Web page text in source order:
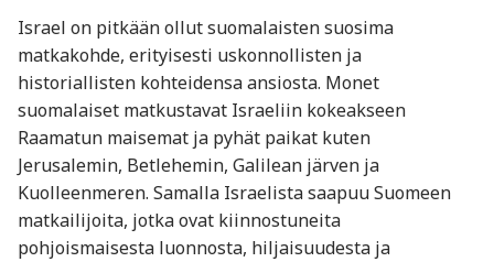
Israel on pitkään ollut suomalaisten suosima
matkakohde, erityisesti uskonnollisten ja
historiallisten kohteidensa ansiosta. Monet
suomalaiset matkustavat Israeliin kokeakseen
Raamatun maisemat ja pyhät paikat kuten
Jerusalemin, Betlehemin, Galilean järven ja
Kuolleenmeren. Samalla Israelista saapuu Suomeen
matkailijoita, jotka ovat kiinnostuneita
pohjoismaisesta luonnosta, hiljaisuudesta ja